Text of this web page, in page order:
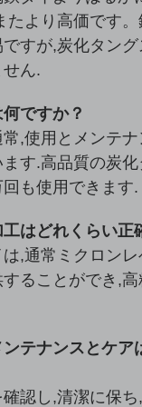
たより高価です
すが,炭化タン
ん.
ですか？
,使用とメンテ
す.高品質の炭
も使用できます.
はどれくらい正
,通常ミクロン
ることができ,
テナンスとケア
認し,清潔に保